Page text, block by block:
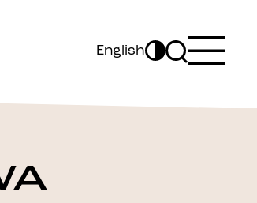
English